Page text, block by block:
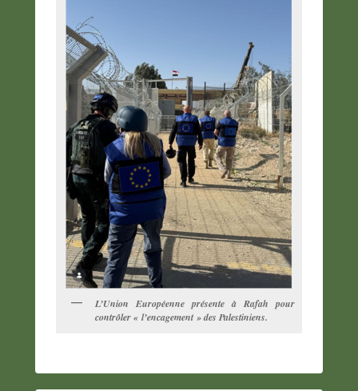
L’Union Européenne présente à Rafah pour
contrôler « l’encagement » des Palestiniens.